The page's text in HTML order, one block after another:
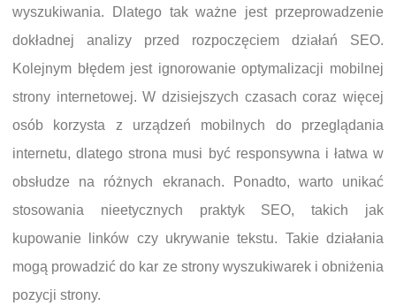
wyszukiwania. Dlatego tak ważne jest przeprowadzenie
dokładnej analizy przed rozpoczęciem działań SEO.
Kolejnym błędem jest ignorowanie optymalizacji mobilnej
strony internetowej. W dzisiejszych czasach coraz więcej
osób korzysta z urządzeń mobilnych do przeglądania
internetu, dlatego strona musi być responsywna i łatwa w
obsłudze na różnych ekranach. Ponadto, warto unikać
stosowania nieetycznych praktyk SEO, takich jak
kupowanie linków czy ukrywanie tekstu. Takie działania
mogą prowadzić do kar ze strony wyszukiwarek i obniżenia
pozycji strony.